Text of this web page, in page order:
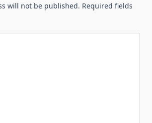
will not be published. Required fields